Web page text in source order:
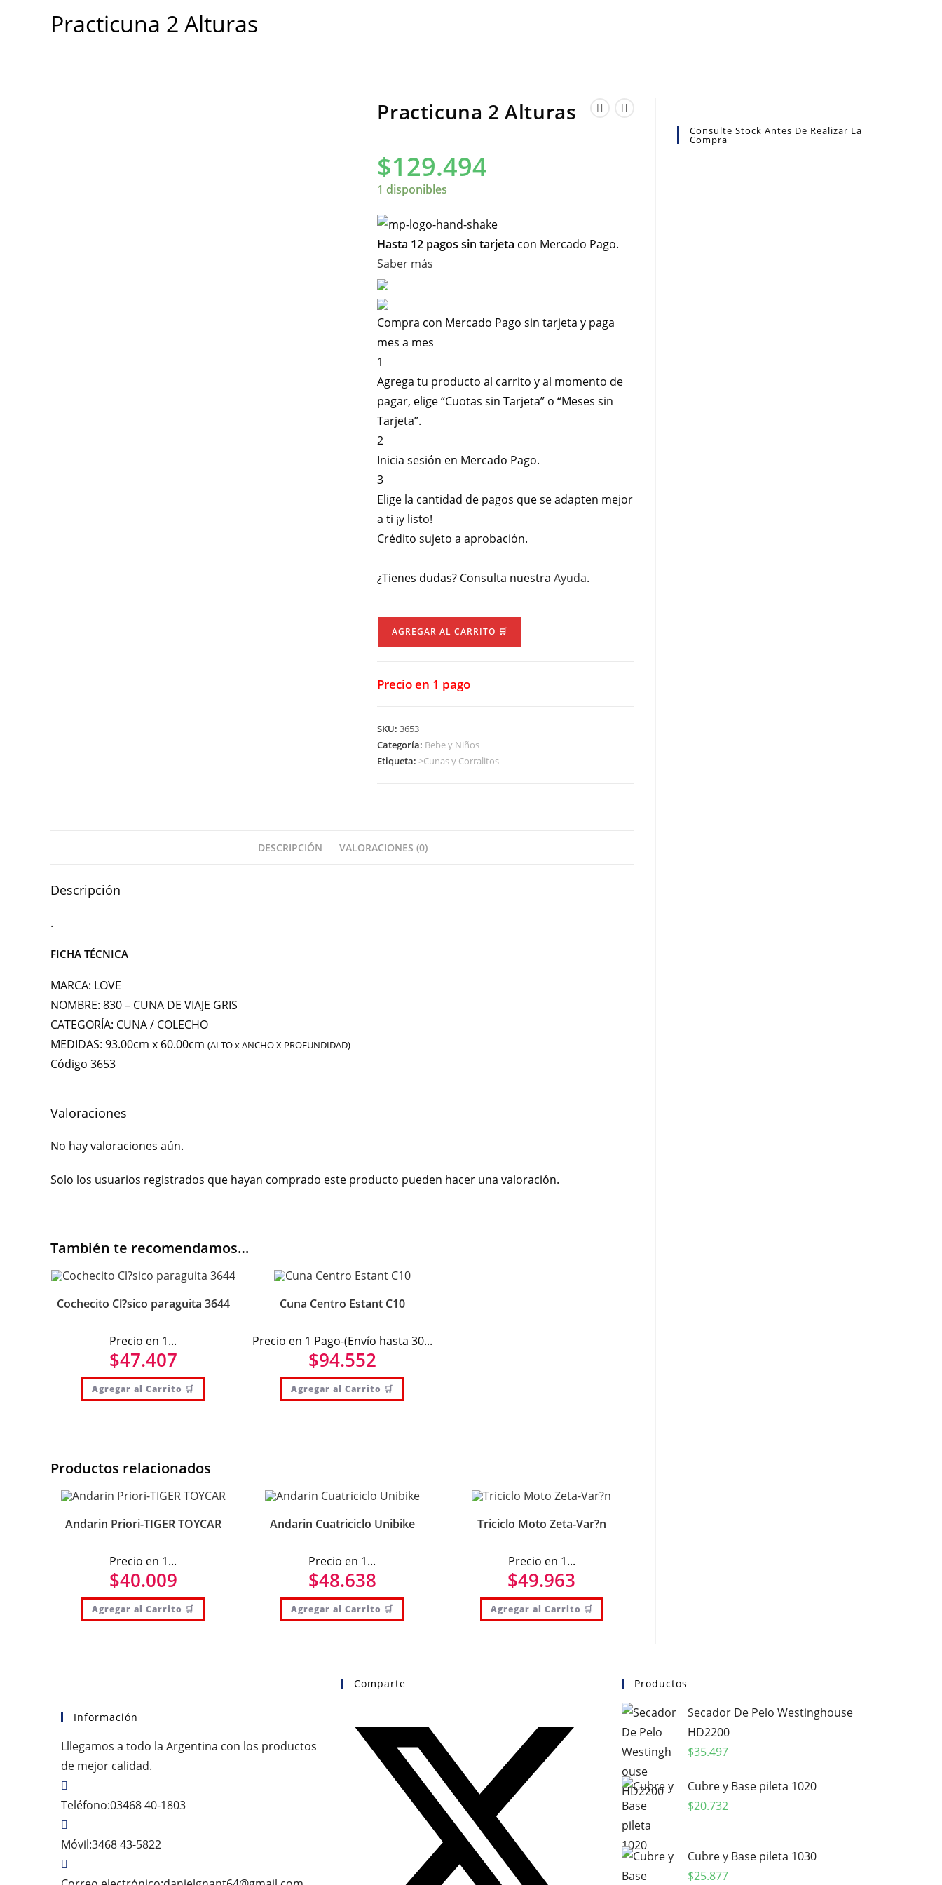
cantidad
Practicuna 2 Alturas
Practicuna 2 Alturas
$129.494
1 disponibles
Hasta 12 pagos sin tarjeta con Mercado Pago.
Saber más
Compra con Mercado Pago sin tarjeta y paga
mes a mes
1
Agrega tu producto al carrito y al momento de
pagar, elige “Cuotas sin Tarjeta” o “Meses sin
Tarjeta”.
2
Inicia sesión en Mercado Pago.
3
Elige la cantidad de pagos que se adapten mejor
a ti ¡y listo!
Crédito sujeto a aprobación.
¿Tienes dudas? Consulta nuestraAyuda.
cantidad
AGREGAR AL CARRITO 🛒
Precio en 1 pago
SKU:3653
Categoría: Bebe y Niños
Etiqueta:>Cunas y Corralitos
DESCRIPCIÓN VALORACIONES (0)
Descripción
.
FICHA TÉCNICA
MARCA: LOVE
NOMBRE: 830 – CUNA DE VIAJE GRIS
CATEGORÍA: CUNA / COLECHO
MEDIDAS: 93.00cm x 60.00cm (ALTO x ANCHO X PROFUNDIDAD)
Código 3653
Valoraciones
No hay valoraciones aún.
Solo los usuarios registrados que hayan comprado este producto pueden hacer una valoración.
También te recomendamos…
Cochecito Cl?sico paraguita 3644
Precio en 1...
$47.407
Agregar al Carrito 🛒
Cuna Centro Estant C10
Precio en 1 Pago-(Envío hasta 30...
$94.552
Agregar al Carrito 🛒
Productos relacionados
Andarin Priori-TIGER TOYCAR
Precio en 1...
$40.009
Agregar al Carrito 🛒
Andarin Cuatriciclo Unibike
Precio en 1...
$48.638
Agregar al Carrito 🛒
Triciclo Moto Zeta-Var?n
Precio en 1...
$49.963
Agregar al Carrito 🛒
Consulte Stock Antes De Realizar La
Compra
Información
Lllegamos a todo la Argentina con los productos
de mejor calidad.
Teléfono:03468 40-1803
Móvil:3468 43-5822
Comparte Productos
Secador De Pelo Westinghouse
HD2200
$35.497
Cubre y Base pileta 1020
$20.732
Cubre y Base pileta 1030
$25.877